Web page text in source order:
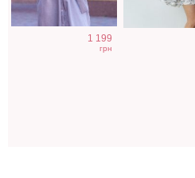
1 199
грн